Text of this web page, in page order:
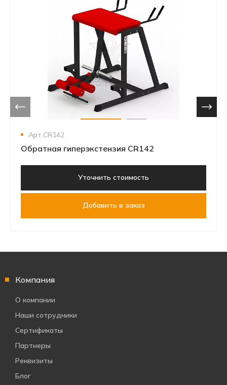
Арт.CR142
Обратная гиперэкстензия CR142
Уточнить стоимость
Добавить в заказ
Компания
О компании
Наши сотрудники
Сертификаты
Партнеры
Реквизиты
Блог